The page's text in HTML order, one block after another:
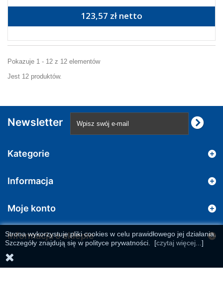
123,57 zł netto
Pokazuje 1 - 12 z 12 elementów
Jest 12 produktów.
Newsletter
Kategorie
Informacja
Moje konto
Informacja o sklepie
Strona wykorzystuje pliki cookies w celu prawidłowego jej działania.
Szczegóły znajdują się w polityce prywatności.
[czytaj więcej... ]